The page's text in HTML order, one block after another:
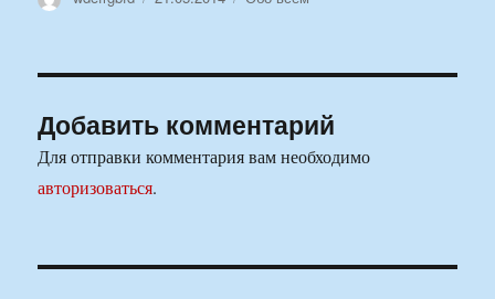
Добавить комментарий
Для отправки комментария вам необходимо
авторизоваться.